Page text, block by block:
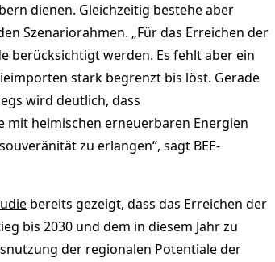
dienen. Gleichzeitig bestehe aber
Szenariorahmen. „Für das Erreichen der
berücksichtigt werden. Es fehlt aber ein
stark begrenzt bis löst. Gerade
wird deutlich, dass
heimischen erneuerbaren Energien
zu erlangen“, sagt BEE-
bereits gezeigt, dass das Erreichen der
bis 2030 und dem in diesem Jahr zu
der regionalen Potentiale der